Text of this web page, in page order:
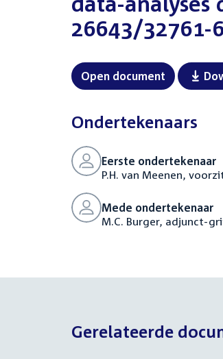
26643/32761-
Open document
Ondertekenaars
Eerste ondertekenaar
P.H. van Meenen,
Mede ondertekenaar
M.C. Burger, adjunct-
Gerelateerde